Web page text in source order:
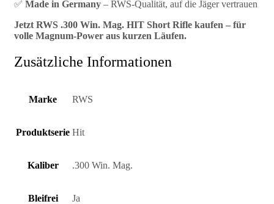
✅ Made in Germany – RWS-Qualität, auf die Jäger vertrauen
Jetzt RWS .300 Win. Mag. HIT Short Rifle kaufen – für
volle Magnum-Power aus kurzen Läufen.
Zusätzliche Informationen
Marke RWS
Produktserie Hit
Kaliber .300 Win. Mag.
Bleifrei Ja